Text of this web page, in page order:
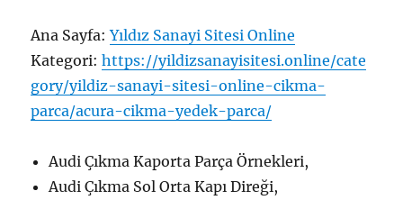
Ana Sayfa:Yıldız Sanayi Sitesi Online
Kategori:https://yildizsanayisitesi.online/cate
gory/yildiz-sanayi-sitesi-online-cikma-
parca/acura-cikma-yedek-parca/
Audi Çıkma Kaporta Parça Örnekleri,
Audi Çıkma Sol Orta Kapı Direği,